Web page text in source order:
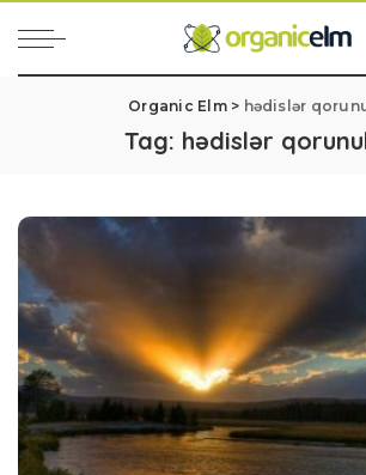
Organic Elm> hədislər
Tag: hədislər